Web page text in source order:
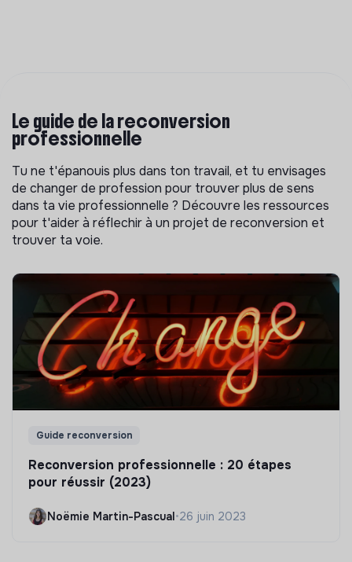
Le guide de la reconversion
professionnelle
Tu ne t'épanouis plus dans ton travail, et tu envisages
de changer de profession pour trouver plus de sens
dans ta vie professionnelle ? Découvre les ressources
pour t'aider à réflechir à un projet de reconversion et
trouver ta voie.
Guide reconversion
Reconversion professionnelle : 20 étapes
pour réussir (2023)
Noëmie Martin-Pascual•26 juin 2023